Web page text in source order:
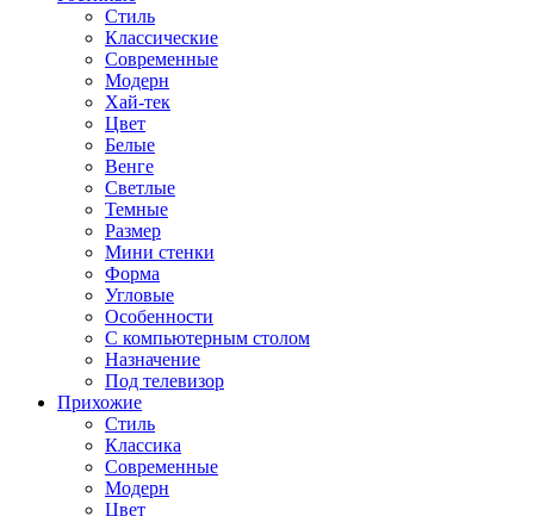
Стиль
Классические
Современные
Модерн
Хай-тек
Цвет
Белые
Венге
Светлые
Темные
Размер
Мини стенки
Форма
Угловые
Особенности
С компьютерным столом
Назначение
Под телевизор
Прихожие
Стиль
Классика
Современные
Модерн
Цвет